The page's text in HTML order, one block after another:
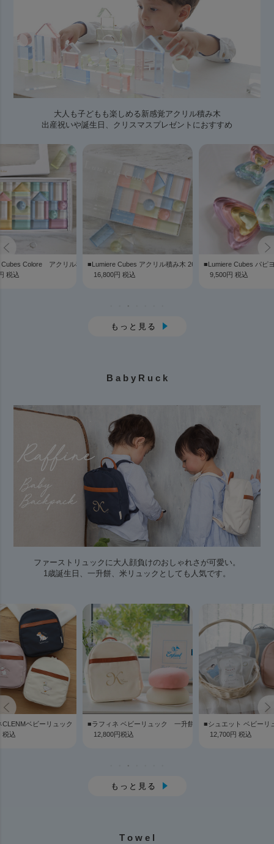
大人も子どもも楽しめる新感覚アクリル積み木
出産祝いや誕生日、クリスマスプレゼントにおすすめ
ピース
Cubes Colore アクリル積み木 43ピース
税込
■Lumiere Cubes アクリル積み木 26ピース
16,800円 税込
■Lumiere Cubes パピ
9,500円 税込
もっと見る
B a b y R u c k
ファーストリュックに大人顔負けのおしゃれさが可愛い。
1歳誕生日、一升餅、米リュックとしても人気です。
ベビーリュック
税込
■ラフィネ ベビーリュック 一升餅セット
12,800円税込
■シュエット ベビーリ
12,700円 税込
もっと見る
T o w e l